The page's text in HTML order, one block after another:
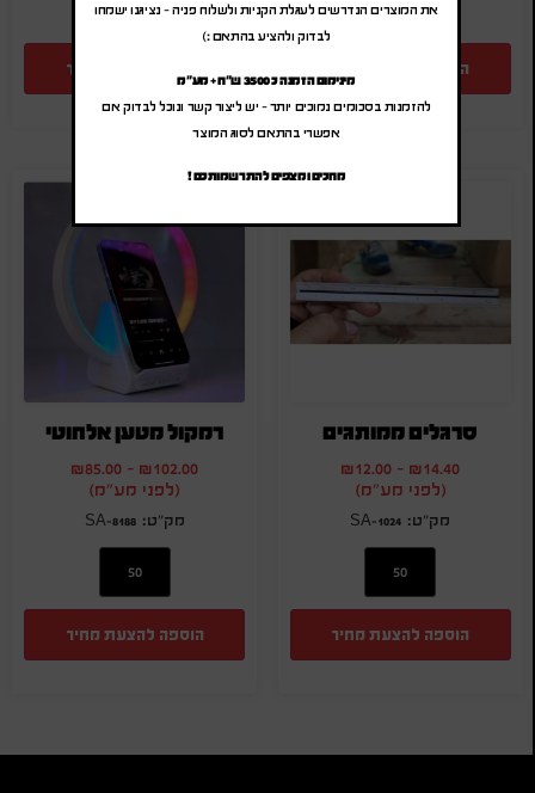
הוספה להצעת מחיר הוספה להצעת מחיר
סרגלים ממותגים
₪14.40
-
₪12.00
(לפני מע"מ)
SA-1024
הוספה להצעת מחיר
רמקול מטען אלחוטי
₪102.00
-
₪85.00
(לפני מע"מ)
SA-8188
הוספה להצעת מחיר
את המוצרים הנדרשים לעגלת הקניות ולשלוח פניה – נציגנו ישמחו
לבדוק ולהציע בהתאם :)
מינימום הזמנה כ 3500 ש"ח + מע"מ
להזמנות בסכומים נמוכים יותר – יש ליצור קשר ונוכל לבדוק אם
אפשרי בהתאם לסוג המוצר
מחכים ומצפים להתרשמותכם !